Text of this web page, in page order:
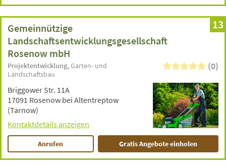
13
Gemeinnützige
Landschaftsentwicklungsgesellschaft
Rosenow mbH
Projektentwicklung Garten- und
Landschaftsbau
(0)
Briggower Str. 11A
17091 Rosenow bei Altentreptow
(Tarnow)
Kontaktdetails anzeigen
Anrufen Gratis Angebote einholen